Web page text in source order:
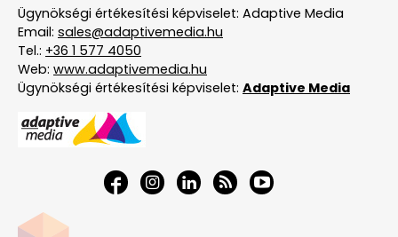
Ügynökségi értékesítési képviselet: Adaptive Media
Email: sales@adaptivemedia.hu
Tel.: +36 1 577 4050
Web: www.adaptivemedia.hu
Ügynökségi értékesítési képviselet: Adaptive Media